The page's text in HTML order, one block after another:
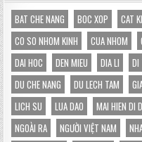
BAT CHE NANG BOC XOP CAT
CO SO NHOM KINH
CUA NHOM
DAI HOC
DEN MIEU DIA LI DI
DU CHE NANG
DU LECH TAM
LICH SU
LUA DAO MAI HIEN DI
NGOÀI RA
NGƯỜI VIỆT NAM